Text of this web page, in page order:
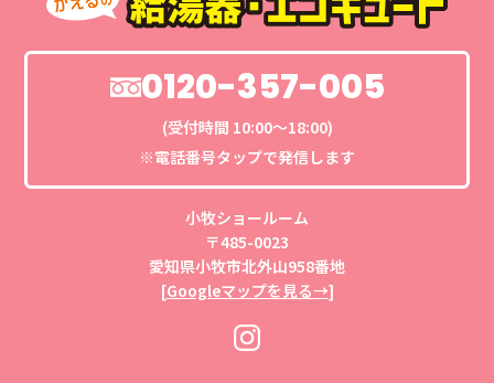
0120-357-005
(受付時間 10:00〜18:00)
※電話番号タップで発信します
小牧ショールーム
〒485-0023
愛知県小牧市北外山958番地
[Googleマップを見る→]